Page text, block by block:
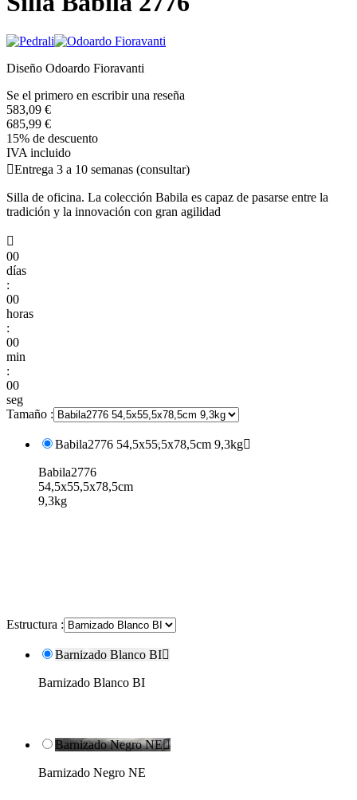
Diseño Odoardo Fioravanti
Se el primero en escribir una reseña
583,09 €
685,99 €
15% de descuento
IVA incluido
Entrega 3 a 10 semanas (consultar)
Silla de oficina. La colección Babila es capaz de pasarse entre la
tradición y la innovación con gran agilidad

00
días
:
00
horas
:
00
min
:
00
seg
Tamaño :
Babila2776 54,5x55,5x78,5cm 9,3kg
Babila2776
54,5x55,5x78,5cm
9,3kg
Estructura :
Barnizado Blanco BI
Barnizado Blanco BI
Barnizado Negro NE
Barnizado Negro NE